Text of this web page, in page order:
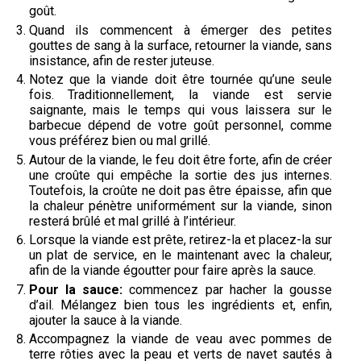
goût.
Quand ils commencent à émerger des petites
gouttes de sang à la surface, retourner la viande, sans
insistance, afin de rester juteuse.
Notez que la viande doit être tournée qu’une seule
fois. Traditionnellement, la viande est servie
saignante, mais le temps qui vous laissera sur le
barbecue dépend de votre goût personnel, comme
vous préférez bien ou mal grillé.
Autour de la viande, le feu doit être forte, afin de créer
une croûte qui empêche la sortie des jus internes.
Toutefois, la croûte ne doit pas être épaisse, afin que
la chaleur pénètre uniformément sur la viande, sinon
resterá brûlé et mal grillé à l’intérieur.
Lorsque la viande est prête, retirez-la et placez-la sur
un plat de service, en le maintenant avec la chaleur,
afin de la viande égoutter pour faire après la sauce.
Pour la sauce: commencez par hacher la gousse
d’ail. Mélangez bien tous les ingrédients et, enfin,
ajouter la sauce à la viande.
Accompagnez la viande de veau avec pommes de
terre rôties avec la peau et verts de navet sautés à